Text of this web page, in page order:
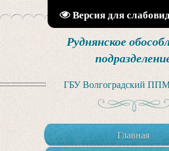
Версия для
Руднянское
ГБУ Волгоградский
Главная